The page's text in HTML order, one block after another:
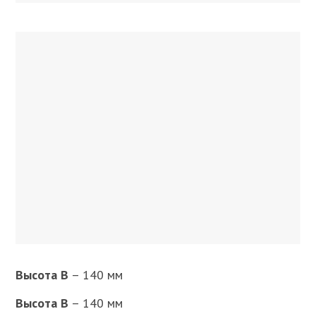
Высота B – 140 мм
Высота B – 140 мм